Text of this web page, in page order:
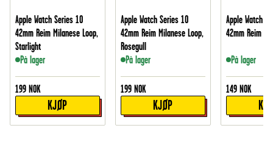
Apple Watch Series 10
42mm Reim Milanese Loop,
Starlight
På lager
199 NOK
KJØP
Apple Watch Series 10
42mm Reim Milanese Loop,
Rosegull
På lager
199 NOK
KJØP
Apple Watch
42mm Reim i
På lager
149 NOK